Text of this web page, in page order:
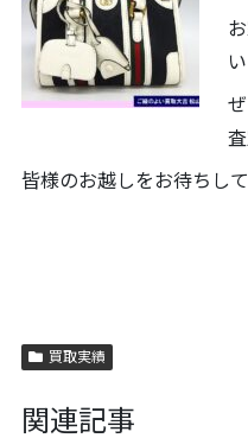
皆様のお越しをお待ちし
買取実績
関連記事